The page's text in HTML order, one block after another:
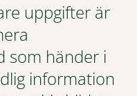
uppgifter är
som händer i
information